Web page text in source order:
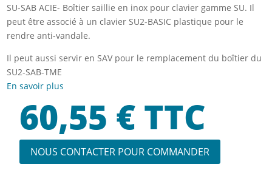
SU-SAB ACIE- Boîtier saillie en inox pour clavier gamme SU. Il
peut être associé à un clavier SU2-BASIC plastique pour le
rendre anti-vandale.
Il peut aussi servir en SAV pour le remplacement du boîtier du
SU2-SAB-TME
En savoir plus
60,55 € TTC
NOUS CONTACTER POUR COMMANDER